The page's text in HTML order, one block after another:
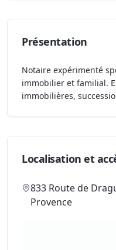
Présentation
Notaire expérimenté
immobilier et familial.
immobilières,
Localisation et
833 Route de
Provence